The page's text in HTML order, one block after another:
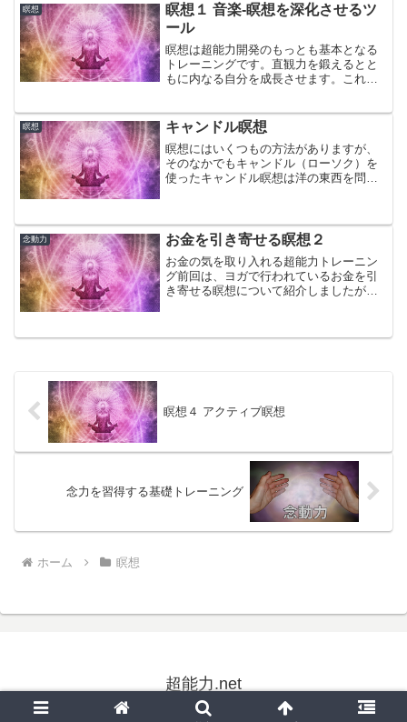
瞑想
瞑想１ 音楽-瞑想を深化させるツ
ール
瞑想は超能力開発のもっとも基本となる
トレーニングです。直観力を鍛えるとと
もに内なる自分を成長させます。これか
瞑想 キャンドル瞑想
瞑想にはいくつもの方法がありますが、
そのなかでもキャンドル（ローソク）を
使ったキャンドル瞑想は洋の東西を問わ
す。キャンドルの炎が現実の暗闇を照ら
すだけでなく、こころの道も...
念動力 お金を引き寄せる瞑想２
お金の気を取り入れる超能力トレーニン
グ前回は、ヨガで行われているお金を引
き寄せる瞑想について紹介しましたが、
瞑想４ アクティブ瞑想
念力を習得する基礎トレーニング
ホーム 瞑想
超能力.net
© 2011-2026 超能力.net.